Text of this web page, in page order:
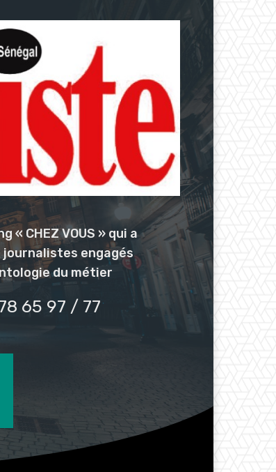
CHEZ VOUS » qui a
journalistes engagés
du métier
65 97 / 77